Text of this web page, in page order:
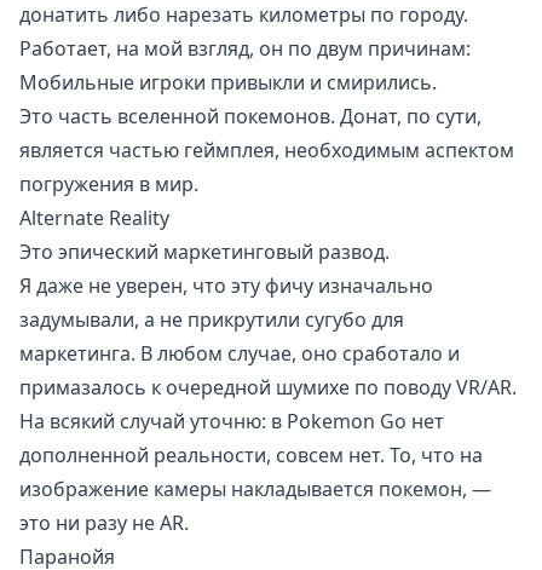
донатить либо нарезать километры по городу.
Работает, на мой взгляд, он по двум причинам:
Мобильные игроки привыкли и смирились.
Это часть вселенной покемонов. Донат, по сути,
является частью геймплея, необходимым аспектом
погружения в мир.
Alternate Reality
Это эпический маркетинговый развод.
Я даже не уверен, что эту фичу изначально
задумывали, а не прикрутили сугубо для
маркетинга. В любом случае, оно сработало и
примазалось к очередной шумихе по поводу VR/AR.
На всякий случай уточню: в Pokemon Go нет
дополненной реальности, совсем нет. То, что на
изображение камеры накладывается покемон, —
это ни разу не AR.
Паранойя